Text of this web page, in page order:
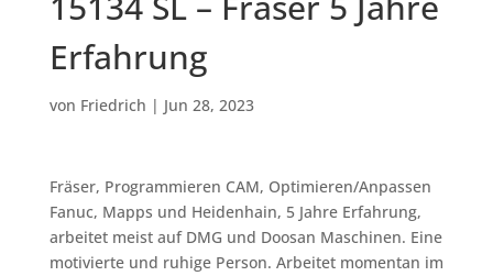
Erfahrung
von Friedrich | Jun 28, 2023
Fräser, Programmieren CAM, Optimieren/Anpassen
Fanuc, Mapps und Heidenhain, 5 Jahre Erfahrung,
arbeitet meist auf DMG und Doosan Maschinen. Eine
motivierte und ruhige Person. Arbeitet momentan im